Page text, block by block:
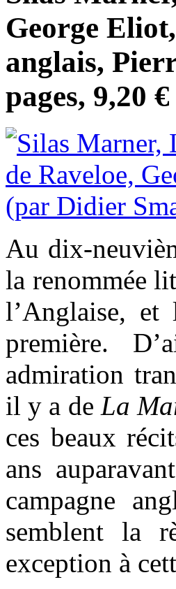
George
anglais,
pages, 9,20
Au dix-
la renommée
l’Anglaise,
première.
admiration
il y a de La
ces beaux
ans
campagne
semblent la
exception à